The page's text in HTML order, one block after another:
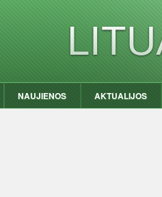
NAUJIENOS AKTUALIJOS